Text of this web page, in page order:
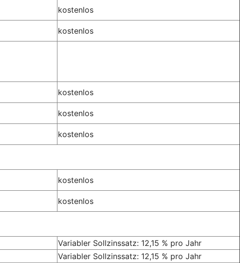
kostenlos
kostenlos
kostenlos
kostenlos
kostenlos
kostenlos
kostenlos
Variabler Sollzinssatz: 12,15 % pro Jahr
Variabler Sollzinssatz: 12,15 % pro Jahr